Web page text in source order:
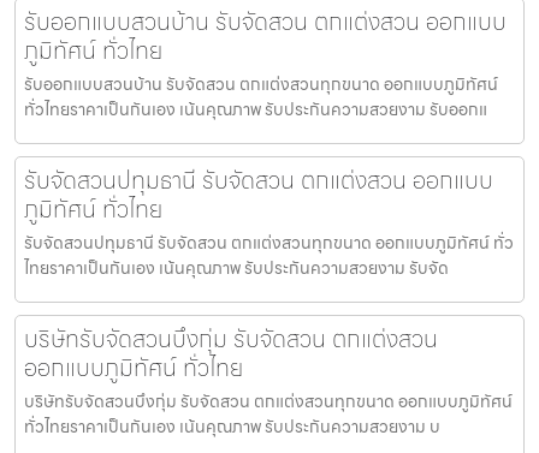
รับออกแบบสวนบ้าน รับจัดสวน ตกแต่งสวน ออกแบบ
ภูมิทัศน์ ทั่วไทย
รับออกแบบสวนบ้าน รับจัดสวน ตกแต่งสวนทุกขนาด ออกแบบภูมิทัศน์
ทั่วไทยราคาเป็นกันเอง เน้นคุณภาพ รับประกันความสวยงาม รับออกแ
รับจัดสวนปทุมธานี รับจัดสวน ตกแต่งสวน ออกแบบ
ภูมิทัศน์ ทั่วไทย
รับจัดสวนปทุมธานี รับจัดสวน ตกแต่งสวนทุกขนาด ออกแบบภูมิทัศน์ ทั่ว
ไทยราคาเป็นกันเอง เน้นคุณภาพ รับประกันความสวยงาม รับจัด
บริษัทรับจัดสวนบึงกุ่ม รับจัดสวน ตกแต่งสวน
ออกแบบภูมิทัศน์ ทั่วไทย
บริษัทรับจัดสวนบึงกุ่ม รับจัดสวน ตกแต่งสวนทุกขนาด ออกแบบภูมิทัศน์
ทั่วไทยราคาเป็นกันเอง เน้นคุณภาพ รับประกันความสวยงาม บ